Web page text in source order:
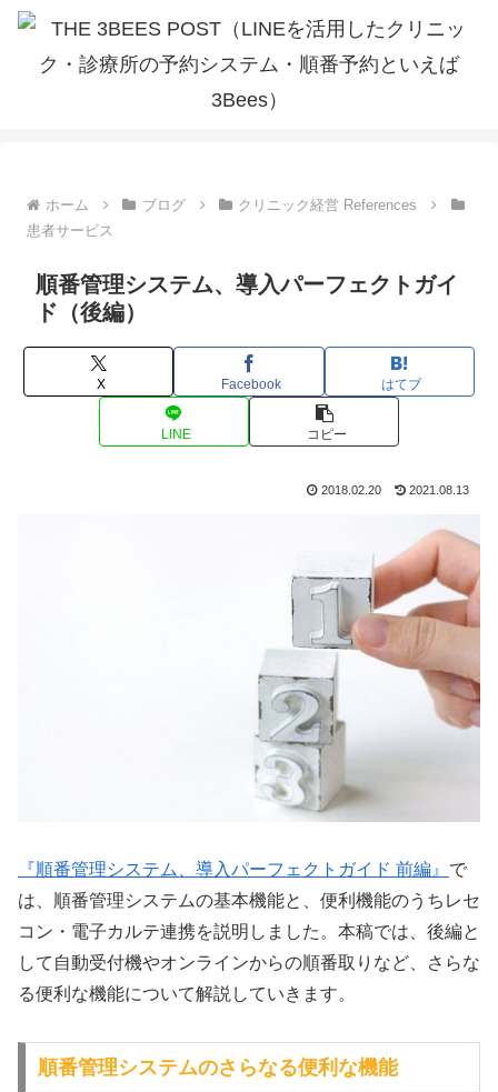
ホーム ブログ
クリニック経営 References
患者サービス
順番管理システム、導入パーフェクトガイ
ド（後編）
X Facebook はてブ
LINE コピー
2018.02.20 2021.08.13
『順番管理システム、導入パーフェクトガイド 前編』 で
は、順番管理システムの基本機能と、便利機能のうちレセ
コン・電子カルテ連携を説明しました。本稿では、後編と
して自動受付機やオンラインからの順番取りなど、さらな
る便利な機能について解説していきます。
順番管理システムのさらなる便利な機能